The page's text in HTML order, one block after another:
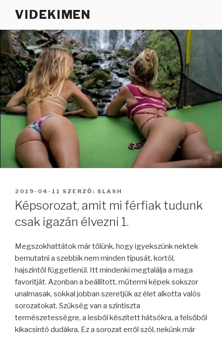
VIDEKIMEN
BEKÜLDVE:
2019-04-11 SZERZŐ: SLASH
Képsorozat, amit mi férfiak tudunk
csak igazán élvezni 1.
Megszokhattátok már tőlünk, hogy igyekszünk nektek
bemutatni a szebbik nem minden típusát, kortól,
hajszíntől függetlenül. Itt mindenki megtalálja a maga
favoritját. Azonban a beállított, műtermi képek sokszor
unalmasak, sokkal jobban szeretjük az élet alkotta valós
sorozatokat. Szükség van a színtiszta
természetességre, a lesből készített hátsókra, a felsőből
kikacsintó dudákra. Ez a sorozat erről szól, nekünk már